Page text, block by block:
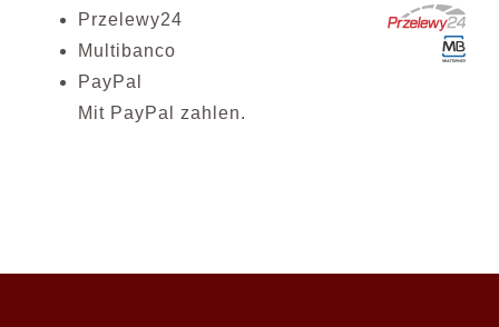
Przelewy24
Multibanco
PayPal
Mit PayPal zahlen.